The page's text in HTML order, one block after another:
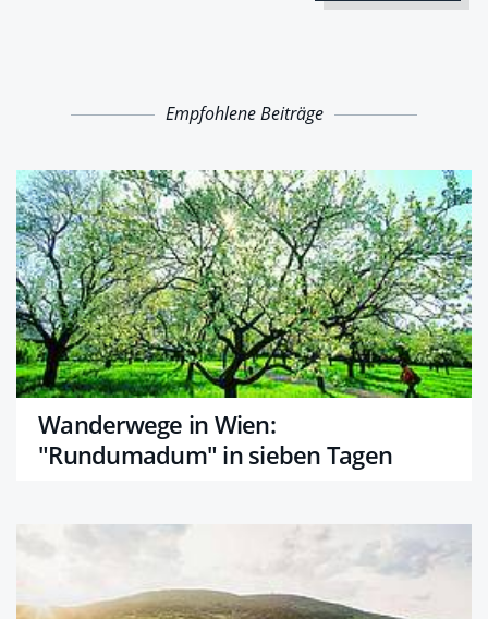
Empfohlene Beiträge
Wanderwege in Wien:
"Rundumadum" in sieben Tagen